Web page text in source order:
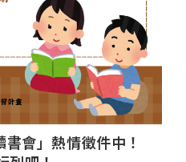
會」熱情徵件中！